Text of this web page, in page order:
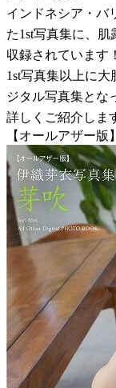
インドネシア・バ
た1st写真集に、
収録されています！
1st写真集以上に
ジタル写真集とな
詳しくご紹介しま
【オールアザー版